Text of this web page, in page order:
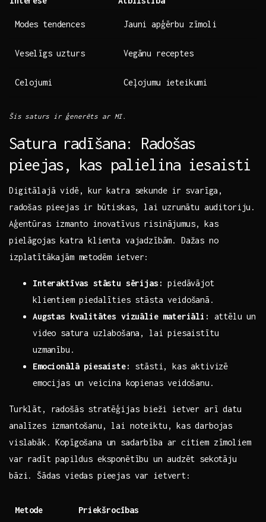
Modes tendences Jauni apģērbu zīmoli
Veselīgs ⁤uzturs Vegānu‌ receptes
Celojumi Ceļojumu ieteikumi
Šis ⁢saturs⁣ ir ģenerēts​ ar MI.
Satura⁣ radīšana: Radošas
pieejas, kas​ palielina iesaisti
Digitālajā​ vidē,⁢ kur katra sekunde ⁤ir⁣ svarīga,
⁢radošas pieejas ir ⁢būtiskas,⁣ lai uzrunātu​ auditoriju.
Aģentūras‌ izmanto‍ inovatīvus risinājumus, kas
⁤pielāgojas katra klienta vajadzībām.‌ Dažas no
izplatītākajām metodēm​ ietver:
Interaktīvas stāstu sērijas: ⁤piedāvājot
klientiem piedalīties stāsta veidošanā.
Augstas kvalitātes vizuālie⁢ materiāli:
​attēlu un
video satura uzlabošana, lai ⁣piesaistītu ​
uzmanību.
Emocionālā⁣ piesaiste:
stāsti, kas‍ aktivizē
emocijas un veicina⁢ kopienas​ veidošanu.
Turklāt, radošās⁢ stratēģijas⁣ bieži ‍ietver arī datu
analīzes izmantošanu, lai noteiktu, kas⁢ darbojas ​
vislabāk. Kopīgošana un sadarbība ar⁤ citiem‌ zīmoliem
var radīt⁤ papildus ​eksponētību un ⁢audzēt sekotāju
bāzi.​ Šādas viedas pieejas var ietvert:
Metode Priekšrocības